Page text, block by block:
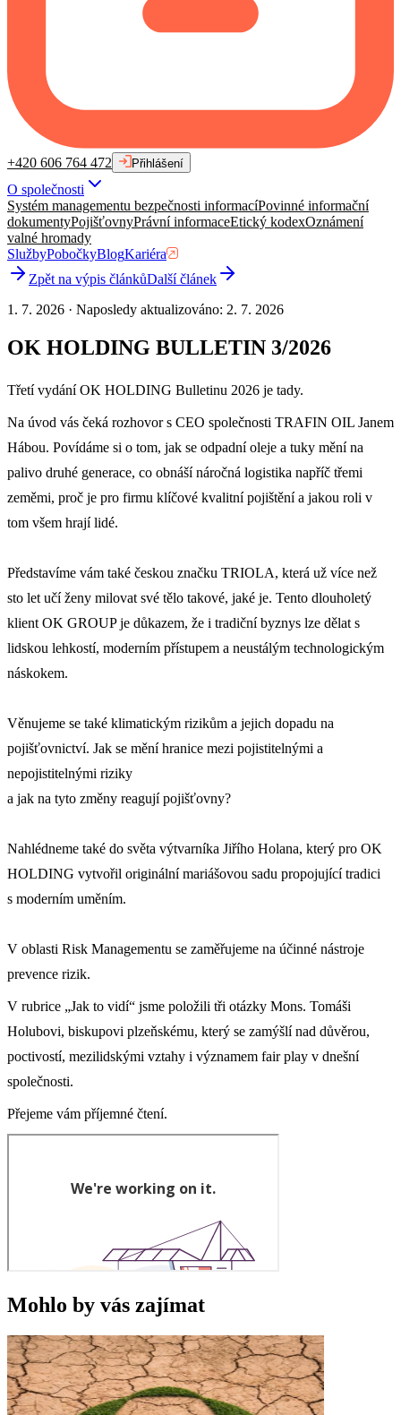
+420 606 764 472 Přihlášení
O společnosti
Systém managementu bezpečnosti informacíPovinné informační
dokumentyPojišťovnyPrávní informaceEtický kodexOznámení
valné hromady
SlužbyPobočkyBlogKariéra
Zpět na výpis článkůDalší článek
1. 7. 2026 · Naposledy aktualizováno: 2. 7. 2026
OK HOLDING BULLETIN 3/2026
Třetí vydání OK HOLDING Bulletinu 2026 je tady.
Na úvod vás čeká rozhovor s CEO společnosti TRAFIN OIL Janem
Hábou. Povídáme si o tom, jak se odpadní oleje a tuky mění na
palivo druhé generace, co obnáší náročná logistika napříč třemi
zeměmi, proč je pro firmu klíčové kvalitní pojištění a jakou roli v
tom všem hrají lidé.
Představíme vám také českou značku TRIOLA, která už více než
sto let učí ženy milovat své tělo takové, jaké je. Tento dlouholetý
klient OK GROUP je důkazem, že i tradiční byznys lze dělat s
lidskou lehkostí, moderním přístupem a neustálým technologickým
náskokem.
Věnujeme se také klimatickým rizikům a jejich dopadu na
pojišťovnictví. Jak se mění hranice mezi pojistitelnými a
nepojistitelnými riziky
a jak na tyto změny reagují pojišťovny?
Nahlédneme také do světa výtvarníka Jiřího Holana, který pro OK
HOLDING vytvořil originální mariášovou sadu propojující tradici
s moderním uměním.
V oblasti Risk Managementu se zaměřujeme na účinné nástroje
prevence rizik.
V rubrice „Jak to vidí“ jsme položili tři otázky Mons. Tomáši
Holubovi, biskupovi plzeňskému, který se zamýšlí nad důvěrou,
poctivostí, mezilidskými vztahy i významem fair play v dnešní
společnosti.
Přejeme vám příjemné čtení.
Mohlo by vás zajímat